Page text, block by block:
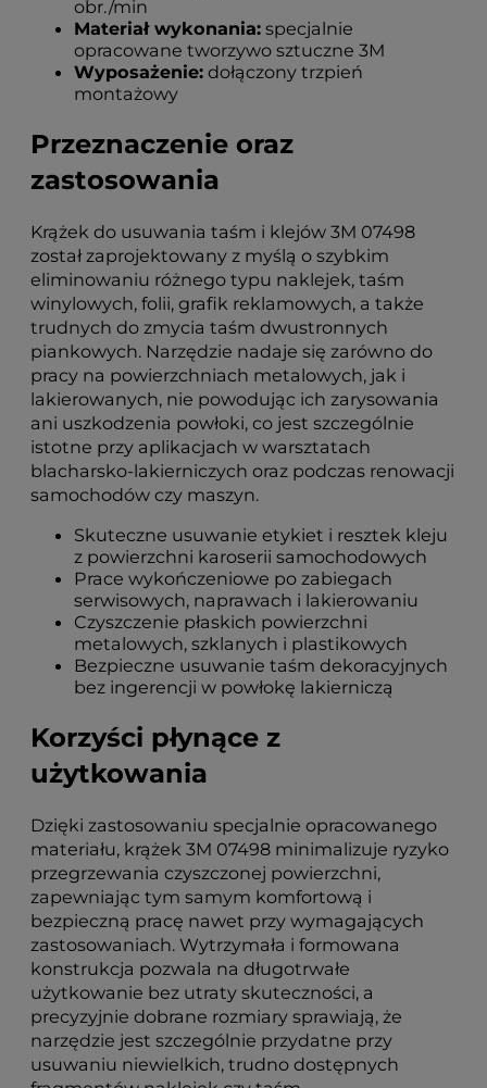
obr./min
Materiał wykonania: specjalnie
opracowane tworzywo sztuczne 3M
Wyposażenie: dołączony trzpień
montażowy
Przeznaczenie oraz
zastosowania
Krążek do usuwania taśm i klejów 3M 07498
został zaprojektowany z myślą o szybkim
eliminowaniu różnego typu naklejek, taśm
winylowych, folii, grafik reklamowych, a także
trudnych do zmycia taśm dwustronnych
piankowych. Narzędzie nadaje się zarówno do
pracy na powierzchniach metalowych, jak i
lakierowanych, nie powodując ich zarysowania
ani uszkodzenia powłoki, co jest szczególnie
istotne przy aplikacjach w warsztatach
blacharsko-lakierniczych oraz podczas renowacji
samochodów czy maszyn.
Skuteczne usuwanie etykiet i resztek kleju
z powierzchni karoserii samochodowych
Prace wykończeniowe po zabiegach
serwisowych, naprawach i lakierowaniu
Czyszczenie płaskich powierzchni
metalowych, szklanych i plastikowych
Bezpieczne usuwanie taśm dekoracyjnych
bez ingerencji w powłokę lakierniczą
Korzyści płynące z
użytkowania
Dzięki zastosowaniu specjalnie opracowanego
materiału, krążek 3M 07498 minimalizuje ryzyko
przegrzewania czyszczonej powierzchni,
zapewniając tym samym komfortową i
bezpieczną pracę nawet przy wymagających
zastosowaniach. Wytrzymała i formowana
konstrukcja pozwala na długotrwałe
użytkowanie bez utraty skuteczności, a
precyzyjnie dobrane rozmiary sprawiają, że
narzędzie jest szczególnie przydatne przy
usuwaniu niewielkich, trudno dostępnych